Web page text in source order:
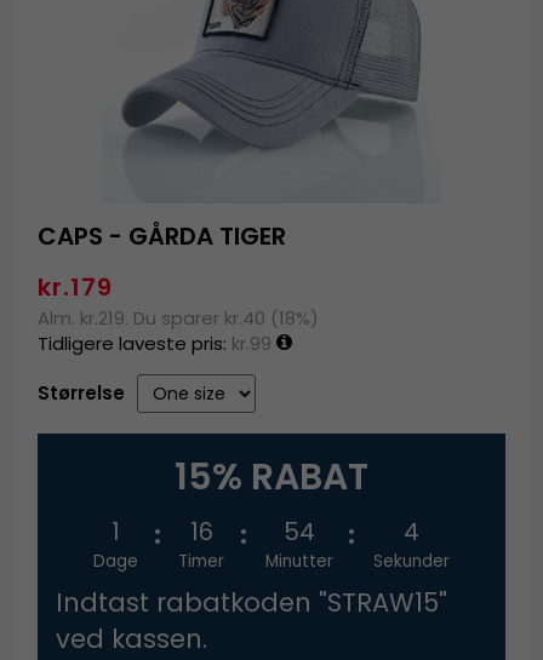
CAPS - GÅRDA TIGER
kr.179
Alm. kr.219. Du sparer kr.40 (18%)
Tidligere laveste pris: kr.99
Størrelse
15% RABAT
1
Dage
16
Timer
54
Minutter
4
Sekunder
Indtast rabatkoden "STRAW15"
ved kassen.